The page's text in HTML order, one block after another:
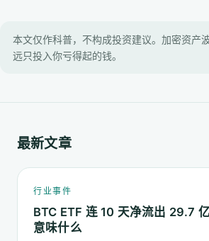
本文仅作科普，不构成投资建议。加密资
远只投入你亏得起的钱。
最新文章
行业事件
BTC ETF 连 10 天净流出 29.7
意味什么